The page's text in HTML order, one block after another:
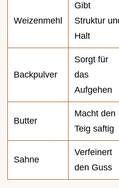
Weizenmehl
Gibt
Struktur
Halt
Backpulver
Sorgt für
das
Aufgehen
Butter
Macht den
Teig saftig
Sahne
Verfeinert
den Guss